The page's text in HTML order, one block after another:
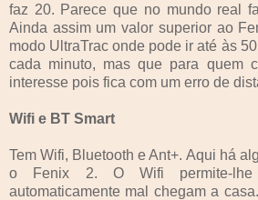
faz 20. Parece que no mundo real
Ainda assim um valor superior ao
modo UltraTrac onde pode ir até às
cada minuto, mas que para quem
interesse pois fica com um erro de
Wifi e BT Smart
Tem Wifi, Bluetooth e Ant+. Aqui há
o Fenix 2. O Wifi permite-
automaticamente mal chegam a